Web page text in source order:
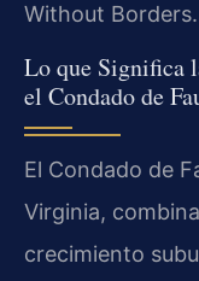
Without Borders.
Lo que Significa
el Condado de
El Condado de
Virginia,
crecimiento